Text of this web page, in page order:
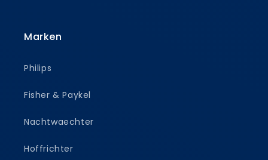
Marken
Philips
Fisher & Paykel
Nachtwaechter
Hoffrichter